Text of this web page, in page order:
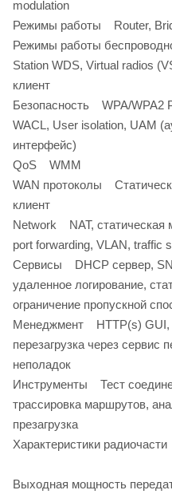
modulation
Режимы работы Router,
Режимы работы
Station WDS, Virtual radios
клиент
Безопасность WPA/WPA2
WACL, User isolation, UAM
интерфейс)
QoS WMM
WAN протоколы
клиент
Network NAT, статическая
port forwarding, VLAN, traffic
Сервисы DHCP сервер,
удаленное логирование,
ограничение пропускной
Менеджмент HTTP(s) GUI,
перезагрузка через сервис
неполадок
Инструменты Тест
трассировка маршрутов,
презагрузка
Характеристики радиочасти
Выходная мощность